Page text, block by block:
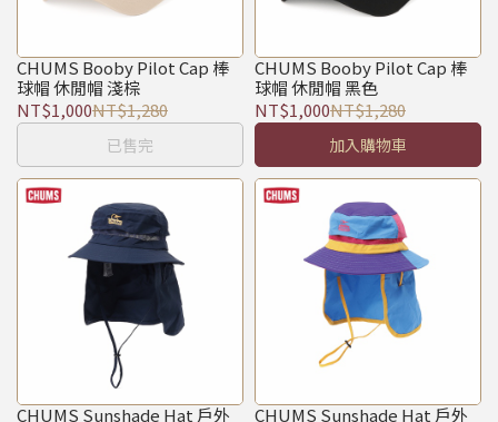
CHUMS Booby Pilot Cap 棒
球帽 休閒帽 淺棕
NT$1,000NT$1,280
已售完
CHUMS Booby Pilot Cap 棒
球帽 休閒帽 黑色
NT$1,000NT$1,280
加入購物車
CHUMS Sunshade Hat 戶外
CHUMS Sunshade Hat 戶外